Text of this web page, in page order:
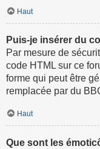
Haut
Puis-je insérer du
Par mesure de
code HTML sur ce
forme qui peut être
remplacée par du
Haut
Que sont les